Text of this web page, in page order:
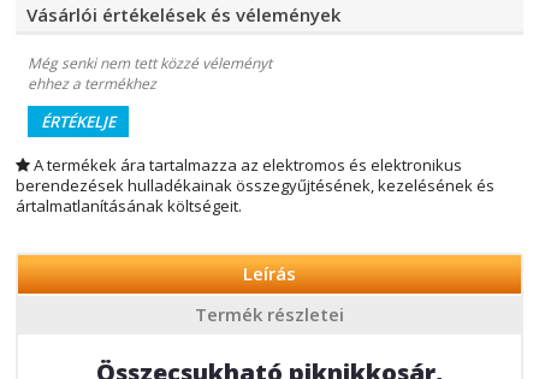
Vásárlói értékelések és vélemények
Még senki nem tett közzé véleményt
ehhez a termékhez
ÉRTÉKELJE
A termékek ára tartalmazza az elektromos és elektronikus
berendezések hulladékainak összegyűjtésének, kezelésének és
ártalmatlanításának költségeit.
Leírás
Termék részletei
Összecsukható piknikkosár,